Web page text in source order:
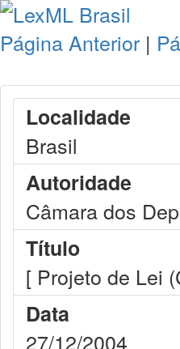
Página Anterior |
Localidade
Brasil
Autoridade
Câmara dos
Título
[ Projeto de Lei
Data
27/12/2004